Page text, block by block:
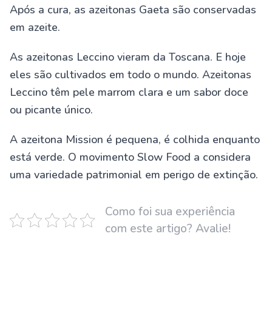
Após a cura, as azeitonas Gaeta são conservadas
em azeite.
As azeitonas Leccino vieram da Toscana. E hoje
eles são cultivados em todo o mundo. Azeitonas
Leccino têm pele marrom clara e um sabor doce
ou picante único.
A azeitona Mission é pequena, é colhida enquanto
está verde. O movimento Slow Food a considera
uma variedade patrimonial em perigo de extinção.
Como foi sua experiência
com este artigo? Avalie!